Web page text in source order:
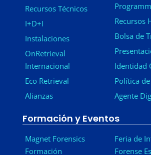
Recursos Técnicos
I+D+I
Instalaciones
OnRetrieval
Internacional
Eco Retrieval
Alianzas
Recursos
Bolsa de
Identidad
Política
Agente
Formación y Eventos
Magnet Forensics
Formación
Feria de
Forense